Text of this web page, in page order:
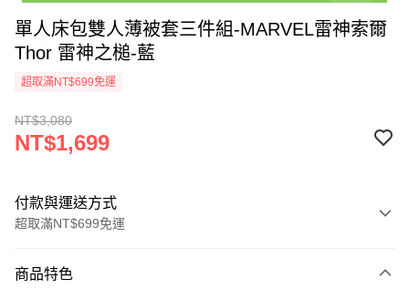
單人床包雙人薄被套三件組-MARVEL雷神索爾
Thor 雷神之槌-藍
超取滿NT$699免運
NT$3,080
NT$1,699
付款與運送方式
超取滿NT$699免運
信用卡一次付款
商品特色